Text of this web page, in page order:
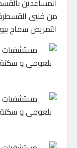
من فنيي
التمريض سماح